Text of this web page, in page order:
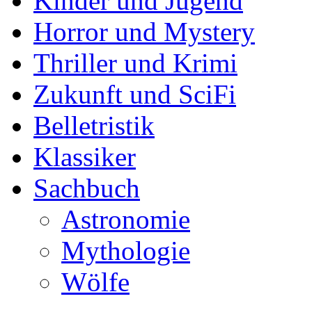
Horror und Mystery
Thriller und Krimi
Zukunft und SciFi
Belletristik
Klassiker
Sachbuch
Astronomie
Mythologie
Wölfe